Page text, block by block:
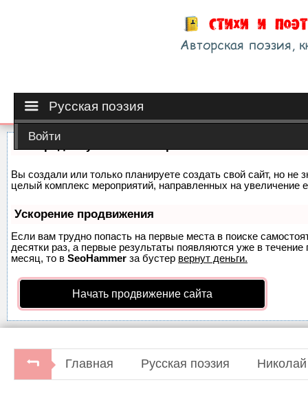
Русская поэзия
Войти
Вы создали или только планируете создать свой сайт, но не
целый комплекс мероприятий, направленных на увеличение
Ускорение продвижения
Если вам трудно попасть на первые места в поиске
десятки раз, а первые результаты появляются уже в
месяц, то в SeoHammer за бустер вернут деньги.
Начать продвижение сайта
Главная Русская поэзия